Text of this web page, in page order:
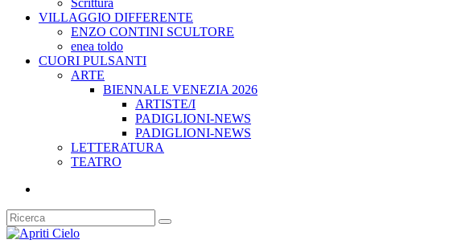
VILLAGGIO DIFFERENTE
ENZO CONTINI SCULTORE
enea toldo
CUORI PULSANTI
ARTE
BIENNALE VENEZIA 2026
ARTISTE/I
PADIGLIONI-NEWS
PADIGLIONI-NEWS
LETTERATURA
TEATRO